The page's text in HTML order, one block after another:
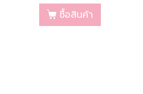
ซื้อสินค้า